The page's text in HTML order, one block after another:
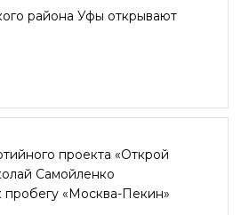
района Уфы открывают
проекта «Открой
Самойленко
пробегу «Москва-Пекин»